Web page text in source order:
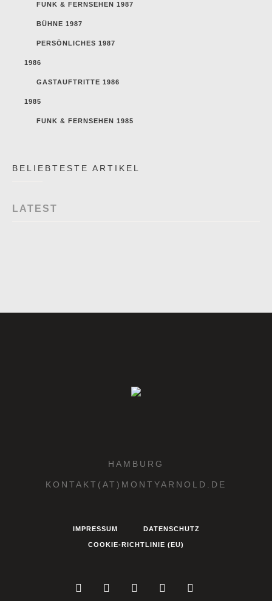
FUNK & FERNSEHEN 1987
BÜHNE 1987
PERSÖNLICHES 1987
1986
GASTAUFTRITTE 1986
1985
FUNK & FERNSEHEN 1985
BELIEBTESTE ARTIKEL
LATEST
HAMBURG
KONTAKT(AT)MONTYARNOLD.DE
IMPRESSUM DATENSCHUTZ
COOKIE-RICHTLINIE (EU)